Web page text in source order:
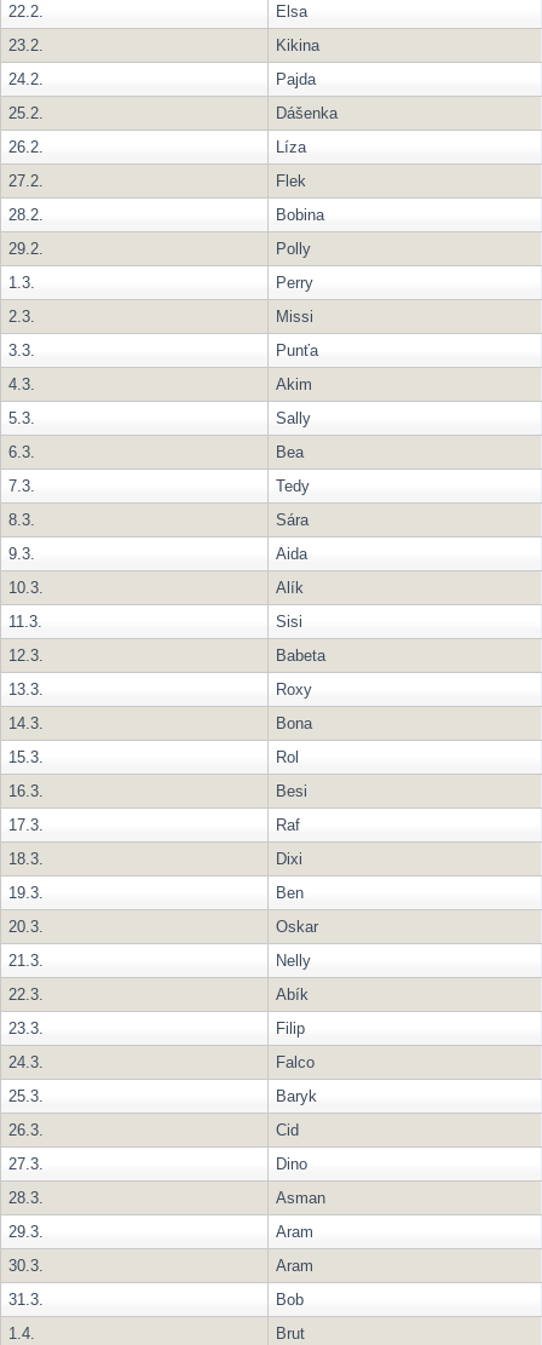
22.2.
Elsa
23.2.
Kikina
24.2.
Pajda
25.2.
Dášenka
26.2.
Líza
27.2.
Flek
28.2.
Bobina
29.2.
Polly
1.3.
Perry
2.3.
Missi
3.3.
Punťa
4.3.
Akim
5.3.
Sally
6.3.
Bea
7.3.
Tedy
8.3.
Sára
9.3.
Aida
10.3.
Alík
11.3.
Sisi
12.3.
Babeta
13.3.
Roxy
14.3.
Bona
15.3.
Rol
16.3.
Besi
17.3.
Raf
18.3.
Dixi
19.3.
Ben
20.3.
Oskar
21.3.
Nelly
22.3.
Abík
23.3.
Filip
24.3.
Falco
25.3.
Baryk
26.3.
Cid
27.3.
Dino
28.3.
Asman
29.3.
Aram
30.3.
Aram
31.3.
Bob
1.4.
Brut